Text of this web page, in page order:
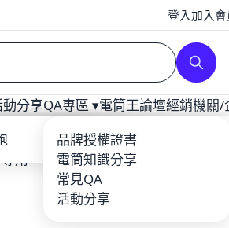
登入加入會
型
-單鋰電
術配件
輕量紡織品
鈦合金多功能工具-EDC
充電器
用
電筒套/手繩
鋰電池/充電器
龍虎鳳越野
分享QA專區 ▾
品牌授權證書
電筒知識分享
常見QA
活動分享
電筒王論壇經銷機關/
(限時特價) FENIX